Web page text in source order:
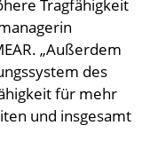
Tragfähigkeit
„Außerdem
des
für mehr
und insgesamt